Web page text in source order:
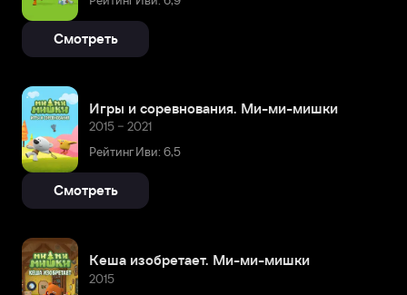
Смотреть
Игры и соревнования. Ми-ми-мишки
2015 – 2021
Рейтинг Иви: 6,5
Смотреть
Кеша изобретает. Ми-ми-мишки
2015